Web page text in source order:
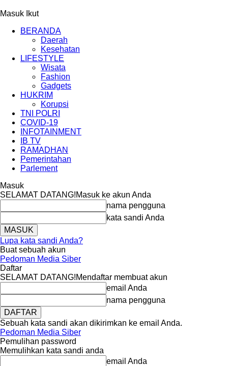
Masuk Ikut
BERANDA
Daerah
Kesehatan
LIFESTYLE
Wisata
Fashion
Gadgets
HUKRIM
Korupsi
TNI POLRI
COVID-19
INFOTAINMENT
IB TV
RAMADHAN
Pemerintahan
Parlement
Masuk
SELAMAT DATANG!Masuk ke akun Anda
nama pengguna
kata sandi Anda
Lupa kata sandi Anda?
Buat sebuah akun
Pedoman Media Siber
Daftar
SELAMAT DATANG!Mendaftar membuat akun
email Anda
nama pengguna
Sebuah kata sandi akan dikirimkan ke email Anda.
Pedoman Media Siber
Pemulihan password
Memulihkan kata sandi anda
email Anda